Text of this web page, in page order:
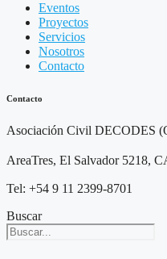
Eventos
Proyectos
Servicios
Nosotros
Contacto
Contacto
Asociación Civil DECODES
AreaTres, El Salvador 5218,
Tel: +54 9 11 2399-8701
Buscar